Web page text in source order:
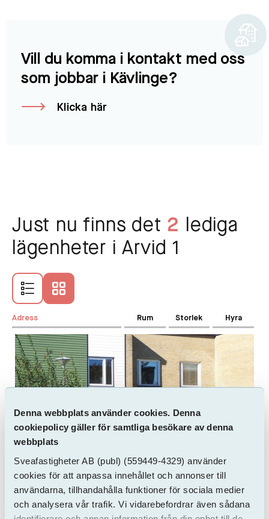
Denna webbplats använder cookies. Denna
cookiepolicy gäller för samtliga besökare av denna
webbplats
Sveafastigheter AB (publ) (559449-4329) använder
cookies för att anpassa innehållet och annonser till
användarna, tillhandahålla funktioner för sociala medier
och analysera vår trafik. Vi vidarebefordrar även sådana
Vill du komma i kontakt med oss
som jobbar i Kävlinge?
Klicka här
Just nu finns det 2 lediga
lägenheter i Arvid 1
Adress Rum Storlek Hyra
Kävlinge
Svens Gränd 2